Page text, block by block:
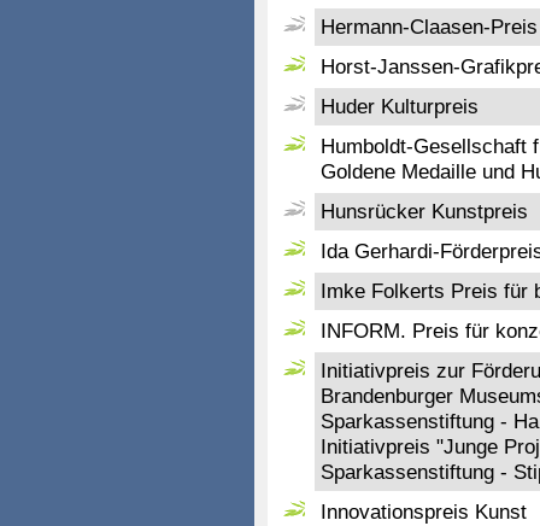
Hermann-Claasen-
Horst-Janssen-
Huder Kulturpreis
Humboldt-Gesellschaft
Goldene Medaille und
Hunsrücker Kunstpreis
Ida Gerhardi-
Imke Folkerts Preis für
INFORM. Preis für
Initiativpreis zur
Brandenburger
Sparkassenstiftung -
Initiativpreis "Junge
Sparkassenstiftung -
Innovationspreis Kunst